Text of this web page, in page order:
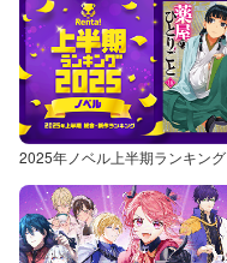
2025年ノベル上半期ランキング